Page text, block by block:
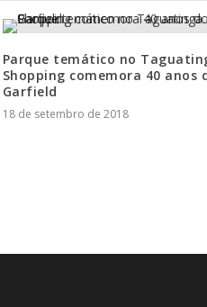
Parque temático no
Shopping comemora 40 anos
Garfield
18 de setembro de 2018